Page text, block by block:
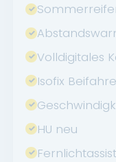
Volldigitales
Isofix
HU neu